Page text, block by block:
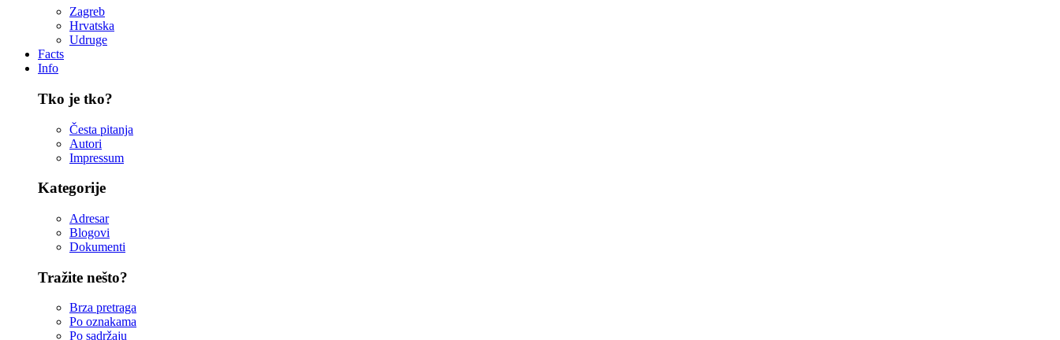
Zagreb
Hrvatska
Udruge
Facts
Info
Tko je tko?
Česta pitanja
Autori
Impressum
Kategorije
Adresar
Blogovi
Dokumenti
Tražite nešto?
Brza pretraga
Po oznakama
Po sadržaju